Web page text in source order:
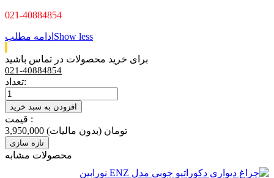
021-40884854
ادامه مطلب Show less
برای خرید محصولات در تماس باشید
021-40884854
تعداد:
افزودن به سبد خرید
قیمت :
3,950,000 تومان (بدون مالیات)
محصولات مشابه